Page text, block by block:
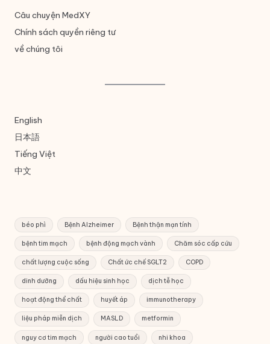
Câu chuyện MedXY
Chính sách quyền riêng tư
về chúng tôi
English
日本語
Tiếng Việt
中文
béo phì Bệnh Alzheimer Bệnh thận mạn tính
bệnh tim mạch bệnh động mạch vành Chăm sóc cấp cứu
chất lượng cuộc sống Chất ức chế SGLT2 COPD
dinh dưỡng dấu hiệu sinh học dịch tễ học
hoạt động thể chất huyết áp immunotherapy
liệu pháp miễn dịch MASLD metformin
nguy cơ tim mạch người cao tuổi nhi khoa